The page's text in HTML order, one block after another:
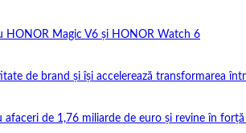
HONOR Magic V6 și HONOR Watch 6
de brand și își accelerează transformarea
de 1,76 miliarde de euro și revine în